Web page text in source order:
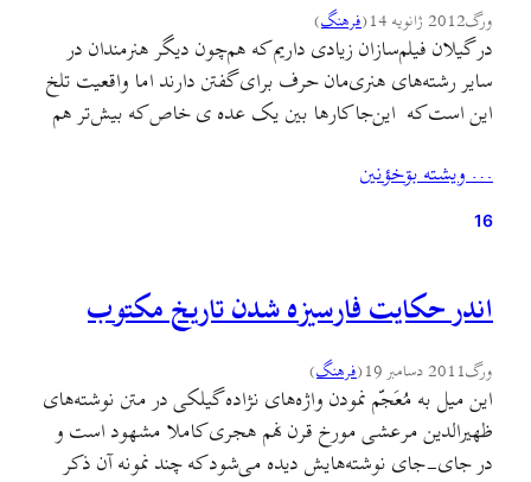
ورگ2012 ژانویه 14 (فرهنگ)
در گیلان فیلم‌سازان زیادی داریم که هم‌چون دیگر هنرمندان در
سایر رشته‌های هنری‌مان حرف برای گفتن دارند اما واقعیت تلخ
این است كه این‌جا کارها بین یک عده ی خاص که بیش‌تر هم
تولیدات مربوط به این افراد است که تحصیلات دانشگاهی دارند
و…
… ويشته بۊخؤنين
16
اندر حکایت فارسیزه شدن تاریخ مکتوب
ورگ2011 دسامبر 19 (فرهنگ)
این میل به مُعَجّم نمودن واژه‌های نژاده گیلکی در متن نوشته‌های
ظهیرالدین مرعشی مورخ قرن نهم هجری کاملا مشهود است و
در جای-جای نوشته‌هایش دیده می‌شود که چند نمونه آن ذکر